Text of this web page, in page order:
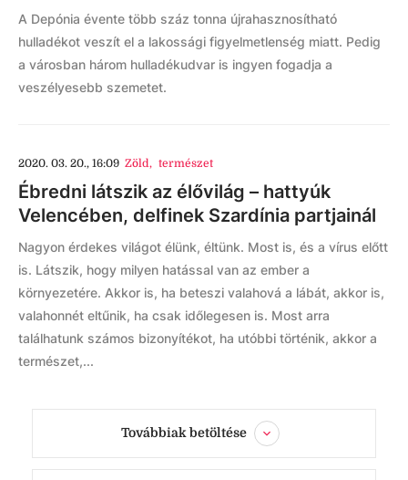
A Depónia évente több száz tonna újrahasznosítható
hulladékot veszít el a lakossági figyelmetlenség miatt. Pedig
a városban három hulladékudvar is ingyen fogadja a
veszélyesebb szemetet.
2020. 03. 20., 16:09 Zöld, természet
Ébredni látszik az élővilág – hattyúk
Velencében, delfinek Szardínia partjainál
Nagyon érdekes világot élünk, éltünk. Most is, és a vírus előtt
is. Látszik, hogy milyen hatással van az ember a
környezetére. Akkor is, ha beteszi valahová a lábát, akkor is,
valahonnét eltűnik, ha csak időlegesen is. Most arra
találhatunk számos bizonyítékot, ha utóbbi történik, akkor a
természet,...
Továbbiak betöltése